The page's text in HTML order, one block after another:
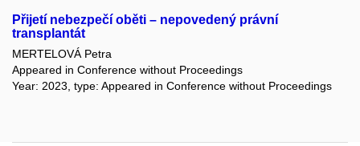
Přijetí nebezpečí oběti – nepovedený právní
transplantát
MERTELOVÁ Petra
Appeared in Conference without Proceedings
Year: 2023, type: Appeared in Conference without Proceedings